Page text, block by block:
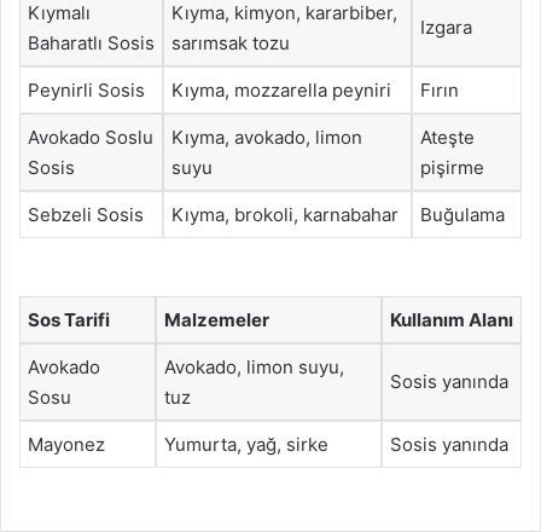
Kıymalı
Baharatlı Sosis
Kıyma, kimyon, kararbiber,
sarımsak tozu
Izgara
Peynirli Sosis Kıyma, mozzarella peyniri Fırın
Avokado Soslu
Sosis
Kıyma, avokado, limon
suyu
Ateşte
pişirme
Sebzeli Sosis Kıyma, brokoli, karnabahar Buğulama
Sos Tarifi Malzemeler Kullanım Alanı
Avokado
Sosu
Avokado, limon suyu,
tuz
Sosis yanında
Mayonez Yumurta, yağ, sirke Sosis yanında